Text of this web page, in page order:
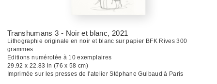
Transhumans 3 - Noir et blanc, 2021
Lithographie originale en noir et blanc sur papier BFK Rives 300
grammes
Editions numérotée à 10 exemplaires
29.92 x 22.83 in (76 x 58 cm)
Imprimée sur les presses de l'atelier Stéphane Gulbaud à Paris